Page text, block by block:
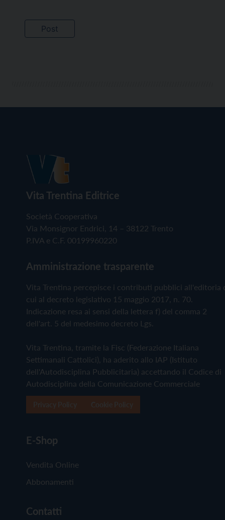
Vita Trentina Editrice
Società Cooperativa
Via Monsignor Endrici, 14 – 38122 Trento
P.IVA e C.F. 00199960220
Amministrazione trasparente
Vita Trentina percepisce i contributi pubblici all'editoria
cui al decreto legislativo 15 maggio 2017, n. 70.
Indicazione resa ai sensi della lettera f) del comma 2
dell'art. 5 del medesimo decreto Lgs.
Vita Trentina, tramite la Fisc (Federazione Italiana
Settimanali Cattolici), ha aderito allo IAP (Istituto
dell'Autodisciplina Pubblicitaria) accettando il Codice di
Autodisciplina della Comunicazione Commerciale
E-Shop
Vendita Online
Abbonamenti
Contatti